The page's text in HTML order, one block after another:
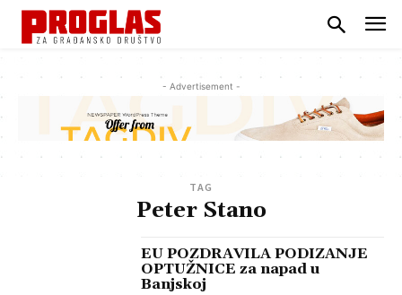
- Advertisement -
TAG
Peter Stano
EU POZDRAVILA PODIZANJE
OPTUŽNICE za napad u
Banjskoj